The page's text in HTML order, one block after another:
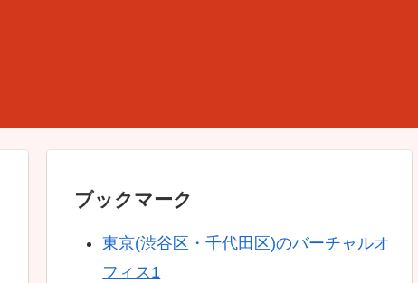
ブックマーク
東京(渋谷区・千代田区)のバーチャルオ
フィス1